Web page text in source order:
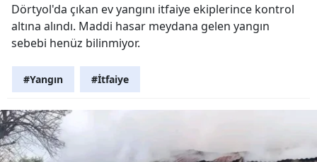
Dörtyol'da çıkan ev yangını itfaiye ekiplerince kontrol
altına alındı. Maddi hasar meydana gelen yangın
sebebi henüz bilinmiyor.
#Yangın #İtfaiye